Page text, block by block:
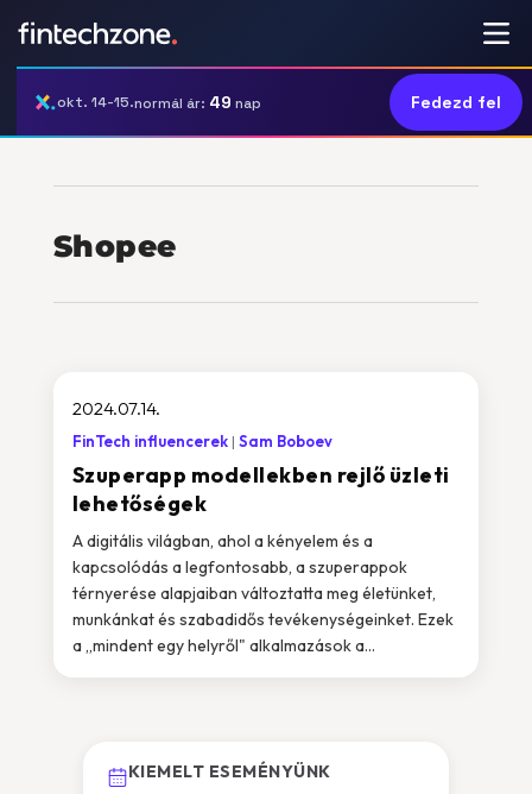
okt. 14-15.normál ár: 49 nap Fedezd fel
Shopee
Szuperapp modellekben rejlő üzleti
lehetőségek
2024.07.14.
FinTech influencerek Sam Boboev
A digitális világban, ahol a kényelem és a
kapcsolódás a legfontosabb, a szuperappok
térnyerése alapjaiban változtatta meg életünket,
munkánkat és szabadidős tevékenységeinket. Ezek
a „mindent egy helyről" alkalmazások a...
KIEMELT ESEMÉNYÜNK